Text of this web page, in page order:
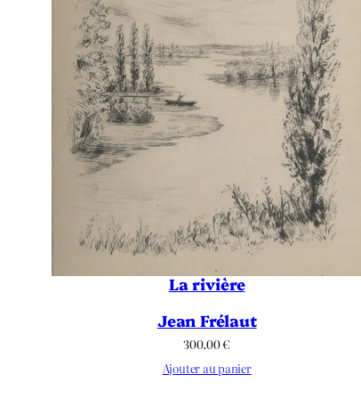
La rivière
Jean Frélaut
300.00€
Ajouter au panier